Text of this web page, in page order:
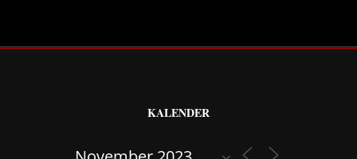
KALENDER